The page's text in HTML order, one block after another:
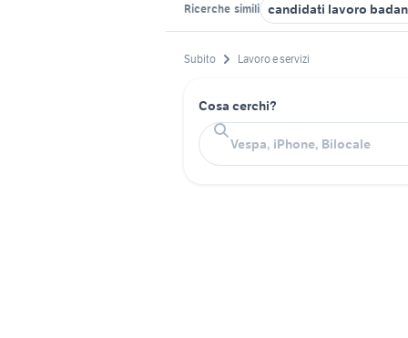
Ricerche simili candidati lavoro
Subito Lavoro e servizi
Cosa cerchi?